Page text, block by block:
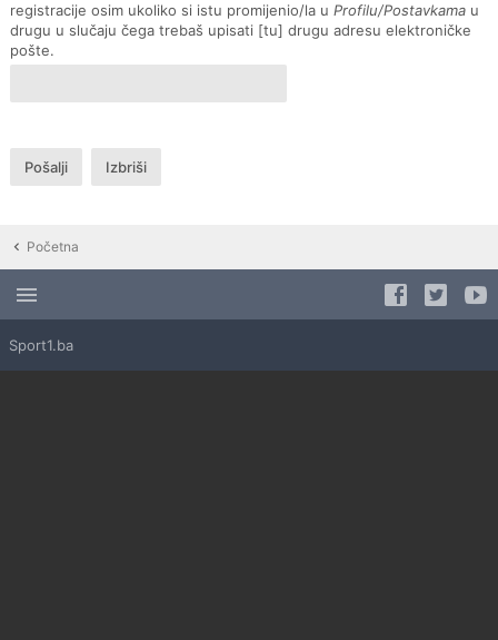
registracije osim ukoliko si istu promijenio/la u Profilu/Postavkama u
drugu u slučaju čega trebaš upisati [tu] drugu adresu elektroničke
pošte.
Početna
Sport1.ba